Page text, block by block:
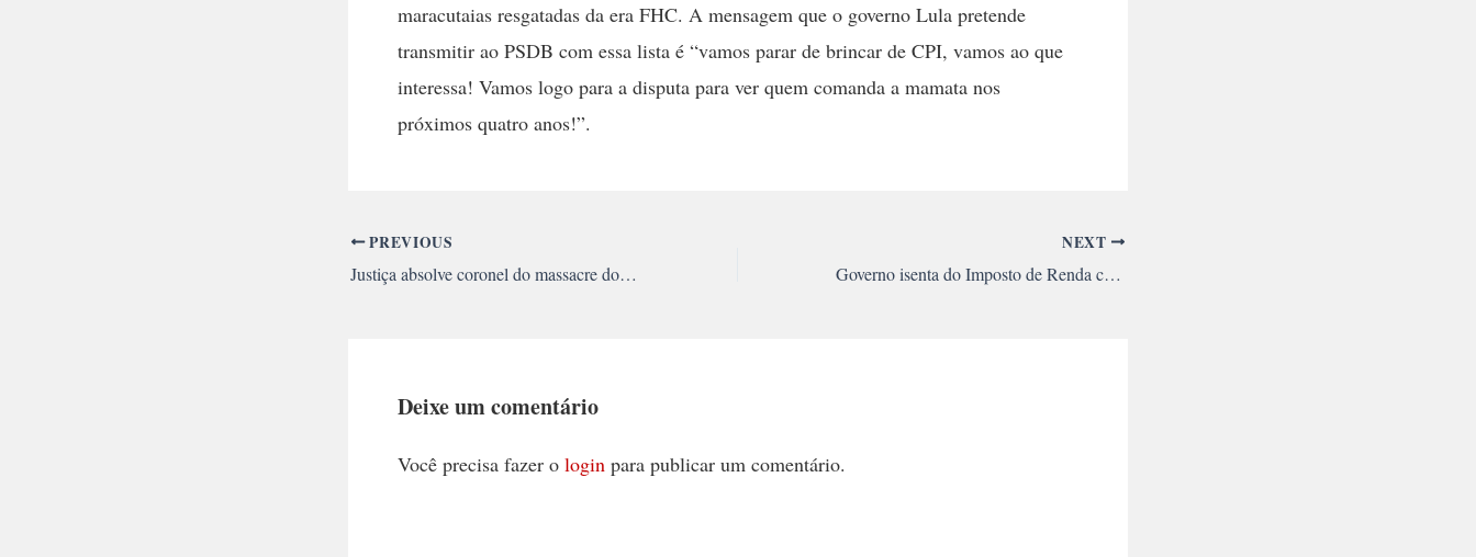
maracutaias resgatadas da era FHC. A mensagem que o governo Lula pretende
transmitir ao PSDB com essa lista é “vamos parar de brincar de CPI, vamos ao que
interessa! Vamos logo para a disputa para ver quem comanda a mamata nos
próximos quatro anos!”.
PREVIOUS
Justiça absolve coronel do massacre do Carandiru
NEXT
Governo isenta do Imposto de Renda credores estrangeiros da dívida pública
Deixe um comentário
Você precisa fazer o login para publicar um comentário.